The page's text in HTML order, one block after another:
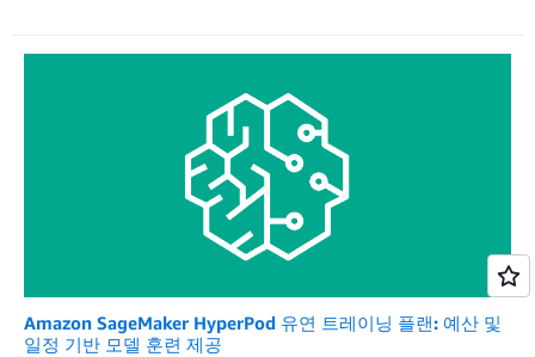
Amazon SageMaker HyperPod 유연 트레이닝 플랜: 예산 및
일정 기반 모델 훈련 제공